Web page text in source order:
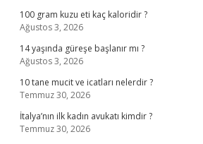
100 gram kuzu eti kaç kaloridir ?
Ağustos 3, 2026
14 yaşında güreşe başlanır mı ?
Ağustos 3, 2026
10 tane mucit ve icatları nelerdir ?
Temmuz 30, 2026
İtalya’nın ilk kadın avukatı kimdir ?
Temmuz 30, 2026